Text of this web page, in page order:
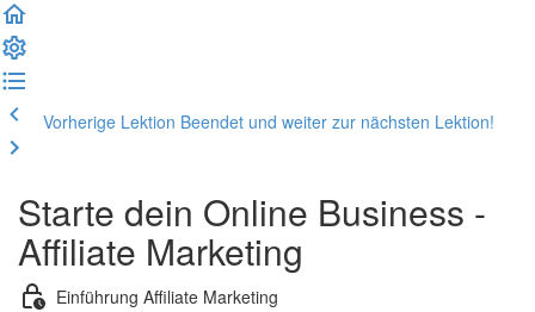
Vorherige Lektion Beendet und weiter zur nächsten Lektion!
Starte dein Online Business -
Affiliate Marketing
Einführung Affiliate Marketing